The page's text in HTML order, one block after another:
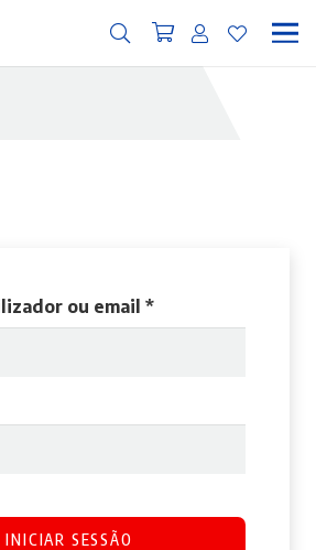
ou email *Obrigatório
INICIAR SESSÃO